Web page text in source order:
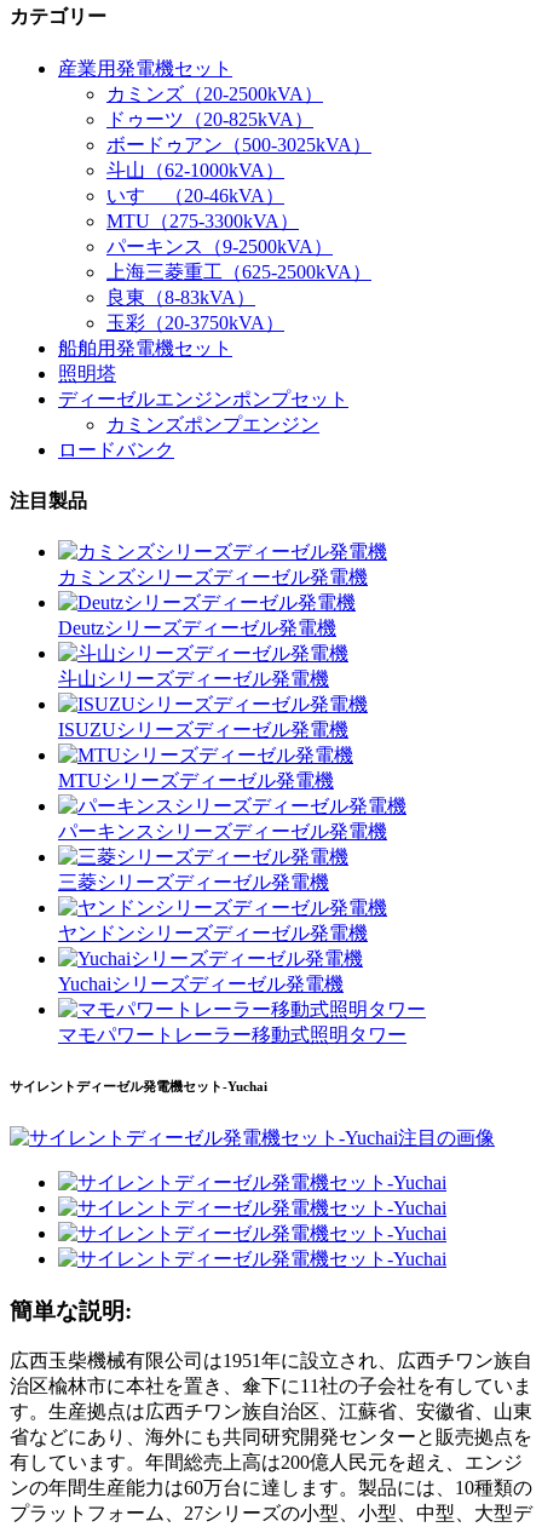
カテゴリー
産業用発電機セット
カミンズ（20-2500kVA）
ドゥーツ（20-825kVA）
ボードゥアン（500-3025kVA）
斗山（62-1000kVA）
いすゞ（20-46kVA）
MTU（275-3300kVA）
パーキンス（9-2500kVA）
上海三菱重工（625-2500kVA）
良東（8-83kVA）
玉彩（20-3750kVA）
船舶用発電機セット
照明塔
ディーゼルエンジンポンプセット
カミンズポンプエンジン
ロードバンク
注目製品
カミンズシリーズディーゼル発電機
Deutzシリーズディーゼル発電機
斗山シリーズディーゼル発電機
ISUZUシリーズディーゼル発電機
MTUシリーズディーゼル発電機
パーキンスシリーズディーゼル発電機
三菱シリーズディーゼル発電機
ヤンドンシリーズディーゼル発電機
Yuchaiシリーズディーゼル発電機
マモパワートレーラー移動式照明タワー
サイレントディーゼル発電機セット-Yuchai
簡単な説明:
広西玉柴機械有限公司は1951年に設立され、広西チワン族自
治区楡林市に本社を置き、傘下に11社の子会社を有していま
す。生産拠点は広西チワン族自治区、江蘇省、安徽省、山東
省などにあり、海外にも共同研究開発センターと販売拠点を
有しています。年間総売上高は200億人民元を超え、エンジ
ンの年間生産能力は60万台に達します。製品には、10種類の
プラットフォーム、27シリーズの小型、小型、中型、大型デ